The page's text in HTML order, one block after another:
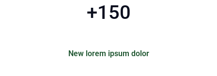
+150
New lorem ipsum dolor